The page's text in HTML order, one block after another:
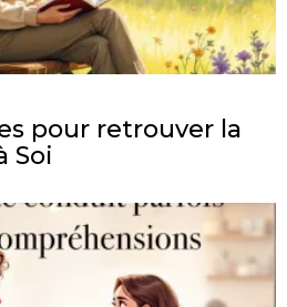
pour retrouver la
Soi